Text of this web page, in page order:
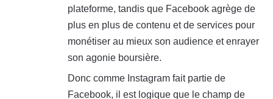
plateforme, tandis que Facebook agrège de
plus en plus de contenu et de services pour
monétiser au mieux son audience et enrayer
son agonie boursière.
Donc comme Instagram fait partie de
Facebook, il est logique que le champ de